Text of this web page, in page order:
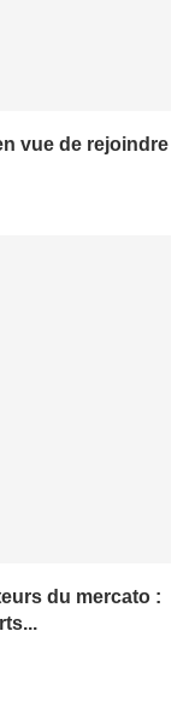
vue de rejoindre
du mercato :